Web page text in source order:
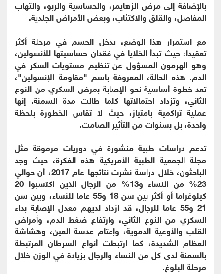
بالإضافة إلى مرض الزهايمر، والحساسية والربو، والتهاب
المفاصل، والقلق والاكتئاب، وبعض الأمراض الجلدية.
مع استمرار هذا الوضع، يدخل الجسم في مرحلة أكثر
تعقيدا، حيث تبدأ الخلايا في فقدان حساسيتها للأنسولين،
وهو الهرمون المسؤول عن تنظيم مستويات السكر في
الدم. هذه الحالة، المعروفة باسم "مقاومة الإنسولين"،
تعد خطوة أساسية نحو الإصابة بمرض السكري من النوع
الثاني، وتزداد احتمالاتها كلما طالت مدة السمنة. إنها
عملية تراكمية بامتياز، حيث لا تقاس الخطورة بلحظة
واحدة، بل بسنوات من التأثير الصامت.
تدعم دراسات طبية منشورة في دوريات مرموقة مثل
مجلة الجمعية الطبية الأمريكية هذه الفكرة، حيث وجد
الباحثون، خلال دراسة نشرت نتائجها عام 2017، أن حوالي
23% من النساء و13% من الرجال الذين اكتسبوا 20
كيلوغراما أو أكثر بين سن 18 و55 عاما للنساء، وبين سن
21 و55 عاما للرجال، قد ازداد لديهم معدل الإصابة بداء
السكري من النوع الثاني، وارتفاع ضغط الدم، وأمراض
القلب والأوعية الدموية، وإعتام عدسة العين، وهشاشة
العظام الشديدة، كما ارتبطت أنواع السرطان المرتبطة
بالسمنة لدى كل من النساء والرجال بزيادة في الوزن خلال
مرحلة البلوغ.